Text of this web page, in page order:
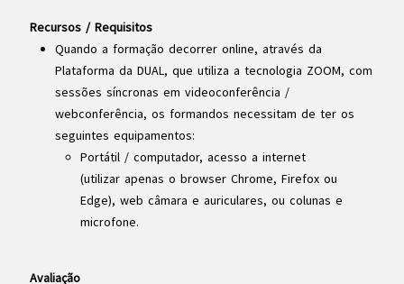
Recursos / Requisitos
Quando a formação decorrer online, através da
Plataforma da DUAL, que utiliza a tecnologia ZOOM, com
sessões síncronas em videoconferência /
webconferência, os formandos necessitam de ter os
seguintes equipamentos:
Portátil / computador, acesso a internet
(utilizar apenas o browser Chrome, Firefox ou
Edge), web câmara e auriculares, ou colunas e
microfone.
Avaliação